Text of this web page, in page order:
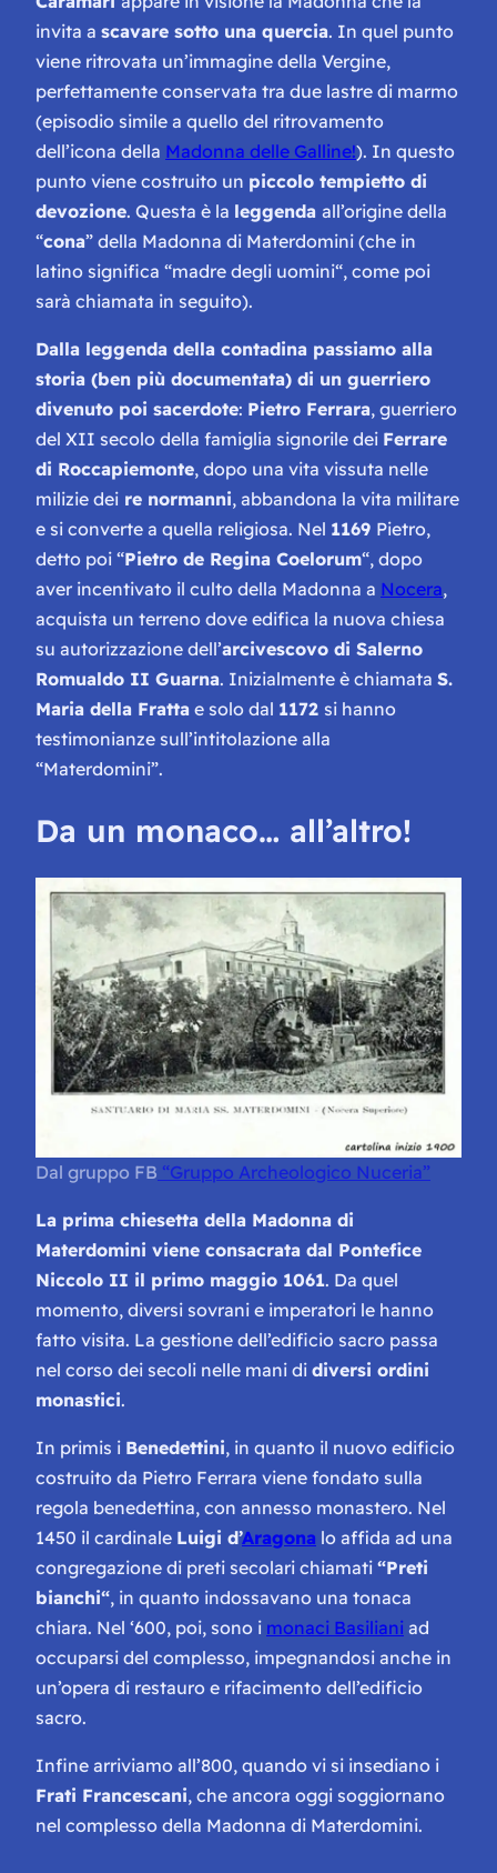
invita a scavare sotto una quercia. In quel punto
viene ritrovata un’immagine della Vergine,
perfettamente conservata tra due lastre di marmo
(episodio simile a quello del ritrovamento
dell’icona della Madonna delle Galline!). In questo
punto viene costruito un piccolo tempietto di
devozione. Questa è la leggenda all’origine della
“cona” della Madonna di Materdomini (che in
latino significa “madre degli uomini“, come poi
sarà chiamata in seguito).
Dalla leggenda della contadina passiamo alla
storia (ben più documentata) di un guerriero
divenuto poi sacerdote: Pietro Ferrara, guerriero
del XII secolo della famiglia signorile dei Ferrare
di Roccapiemonte, dopo una vita vissuta nelle
milizie dei re normanni, abbandona la vita militare
e si converte a quella religiosa. Nel 1169 Pietro,
detto poi “Pietro de Regina Coelorum“, dopo
aver incentivato il culto della Madonna a Nocera,
acquista un terreno dove edifica la nuova chiesa
su autorizzazione dell’arcivescovo di Salerno
Romualdo II Guarna. Inizialmente è chiamata S.
Maria della Fratta e solo dal 1172 si hanno
testimonianze sull’intitolazione alla
“Materdomini”.
Da un monaco… all’altro!
Dal gruppo FB “Gruppo Archeologico Nuceria”
La prima chiesetta della Madonna di
Materdomini viene consacrata dal Pontefice
Niccolo II il primo maggio 1061. Da quel
momento, diversi sovrani e imperatori le hanno
fatto visita. La gestione dell’edificio sacro passa
nel corso dei secoli nelle mani di diversi ordini
monastici.
In primis i Benedettini, in quanto il nuovo edificio
costruito da Pietro Ferrara viene fondato sulla
regola benedettina, con annesso monastero. Nel
1450 il cardinale Luigi d’Aragona lo affida ad una
congregazione di preti secolari chiamati “Preti
bianchi“, in quanto indossavano una tonaca
chiara. Nel ‘600, poi, sono i monaci Basiliani ad
occuparsi del complesso, impegnandosi anche in
un’opera di restauro e rifacimento dell’edificio
sacro.
Infine arriviamo all’800, quando vi si insediano i
Frati Francescani, che ancora oggi soggiornano
nel complesso della Madonna di Materdomini.